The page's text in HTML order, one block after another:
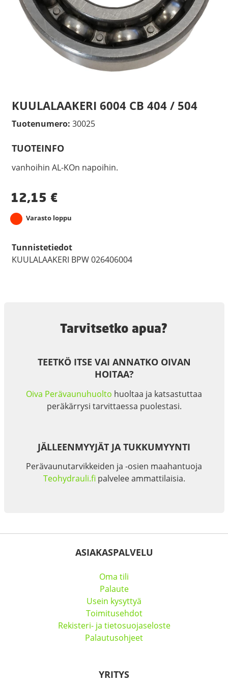
KUULALAAKERI 6004 CB 404 / 504
Tuotenumero: 30025
TUOTEINFO
vanhoihin AL-KOn napoihin.
12,15 €
Varasto loppu
Tunnistetiedot
KUULALAAKERI BPW 026406004
Tarvitsetko apua?
TEETKÖ ITSE VAI ANNATKO OIVAN
HOITAA?
Oiva Perävaunuhuolto huoltaa ja katsastuttaa
peräkärrysi tarvittaessa puolestasi.
JÄLLEENMYYJÄT JA TUKKUMYYNTI
Perävaunutarvikkeiden ja -osien maahantuoja
Teohydrauli.fi palvelee ammattilaisia.
ASIAKASPALVELU
Oma tili
Palaute
Usein kysyttyä
Toimitusehdot
Rekisteri- ja tietosuojaseloste
Palautusohjeet
YRITYS